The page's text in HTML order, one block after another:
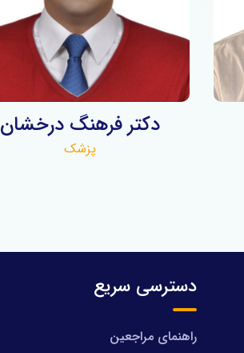
دكتر فرهنگ درخشان
پزشک
دسترسی سریع
راهنمای مراجعین